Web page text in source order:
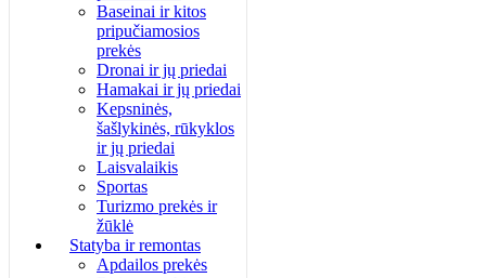
Baseinai ir kitos
pripučiamosios
prekės
Dronai ir jų priedai
Hamakai ir jų priedai
Kepsninės,
šašlykinės, rūkyklos
ir jų priedai
Laisvalaikis
Sportas
Turizmo prekės ir
žūklė
Statyba ir remontas
Apdailos prekės